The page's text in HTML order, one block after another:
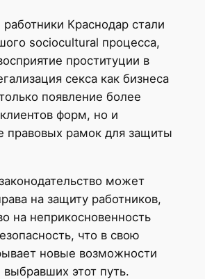
Краснодар стали
sociocultural процесса,
проституции в
секса как бизнеса
появление более
форм, но и
правовых рамок для защиты
может
на защиту работников,
на неприкосновенность
что в свою
новые возможности
этот путь.